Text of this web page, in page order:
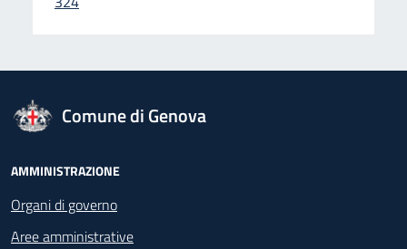
logo Unione Europea
Comune di Genova
Footer - Navigazione
AMMINISTRAZIONE
Organi di governo
Aree amministrative